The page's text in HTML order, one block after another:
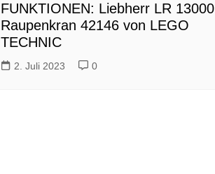
FUNKTIONEN: Liebherr LR 13000
Raupenkran 42146 von LEGO
TECHNIC
2. Juli 2023 0